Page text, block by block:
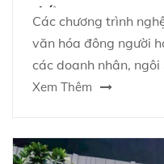
đối
Các chương trình
văn hóa đông người
các doanh nhân,
ẩn những nguy cơ
hại nghiêm trọng về
Xem Thêm